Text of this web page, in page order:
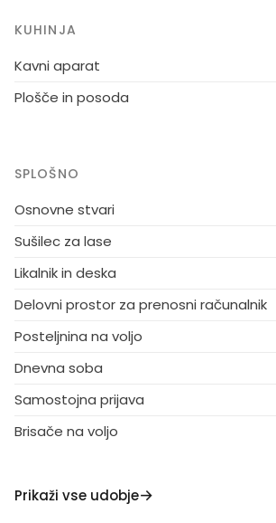
KUHINJA
Kavni aparat
Plošče in posoda
SPLOŠNO
Osnovne stvari
Sušilec za lase
Likalnik in deska
Delovni prostor za prenosni računalnik
Posteljnina na voljo
Dnevna soba
Samostojna prijava
Brisače na voljo
Prikaži vse udobje